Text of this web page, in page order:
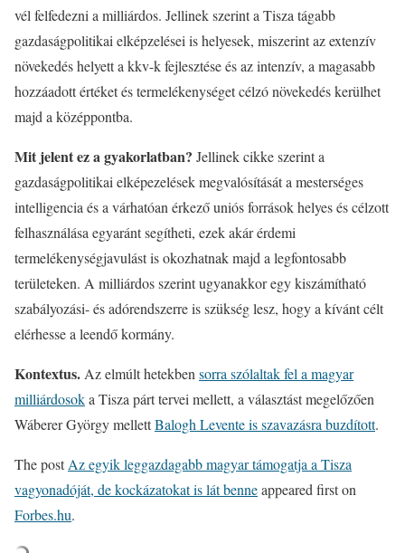
vél felfedezni a milliárdos. Jellinek szerint a Tisza tágabb
gazdaságpolitikai elképzelései is helyesek, miszerint az extenzív
növekedés helyett a kkv-k fejlesztése és az intenzív, a magasabb
hozzáadott értéket és termelékenységet célzó növekedés kerülhet
majd a középpontba.
Mit jelent ez a gyakorlatban? Jellinek cikke szerint a
gazdaságpolitikai elképezelések megvalósítását a mesterséges
intelligencia és a várhatóan érkező uniós források helyes és célzott
felhasználása egyaránt segítheti, ezek akár érdemi
termelékenységjavulást is okozhatnak majd a legfontosabb
területeken. A milliárdos szerint ugyanakkor egy kiszámítható
szabályozási- és adórendszerre is szükség lesz, hogy a kívánt célt
elérhesse a leendő kormány.
Kontextus. Az elmúlt hetekben sorra szólaltak fel a magyar
milliárdosoka Tisza párt tervei mellett, a választást megelőzően
Wáberer György mellettBalogh Levente is szavazásra buzdított.
The postAz egyik leggazdagabb magyar támogatja a Tisza
vagyonadóját, de kockázatokat is lát benneappeared first on
Forbes.hu.